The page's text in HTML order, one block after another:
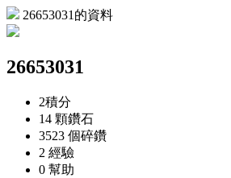
26653031的資料
26653031
2積分
14 顆鑽石
3523 個碎鑽
2 經驗
0 幫助